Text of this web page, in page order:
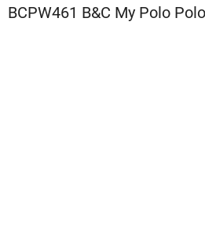
BCPW461 B&C My Polo